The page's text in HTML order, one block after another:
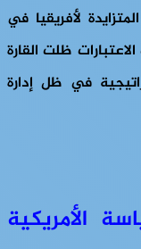
لأفريقيا في
ظلت القارة
في ظل إدارة
الأمريكية